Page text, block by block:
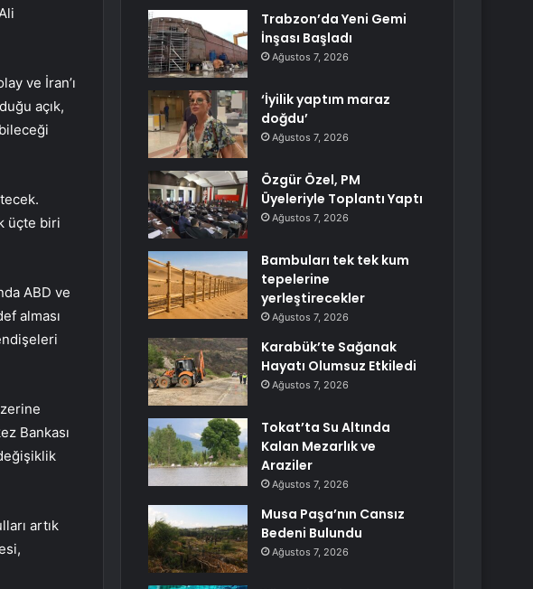
ve İran’ı
açık,
üçte biri
ABD ve
alması
Bankası
artık
Trabzon’da Yeni Gemi
İnşası Başladı
Ağustos 7, 2026
‘İyilik yaptım maraz
doğdu’
Ağustos 7, 2026
Özgür Özel, PM
Üyeleriyle Toplantı Yaptı
Ağustos 7, 2026
Bambuları tek tek kum
tepelerine
yerleştirecekler
Ağustos 7, 2026
Karabük’te Sağanak
Hayatı Olumsuz Etkiledi
Ağustos 7, 2026
Tokat’ta Su Altında
Kalan Mezarlık ve
Araziler
Ağustos 7, 2026
Musa Paşa’nın Cansız
Bedeni Bulundu
Ağustos 7, 2026